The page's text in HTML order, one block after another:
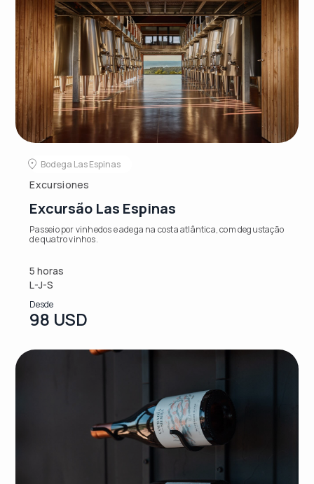
Bodega Las Espinas
Excursiones
Excursão Las Espinas
Passeio por vinhedos e adega na costa atlântica, com degustação
de quatro vinhos.
5 horas
L-J-S
Desde
98 USD